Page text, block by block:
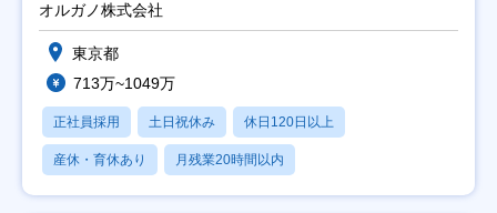
オルガノ株式会社
東京都
713万~1049万
正社員採用 土日祝休み 休日120日以上
産休・育休あり 月残業20時間以内